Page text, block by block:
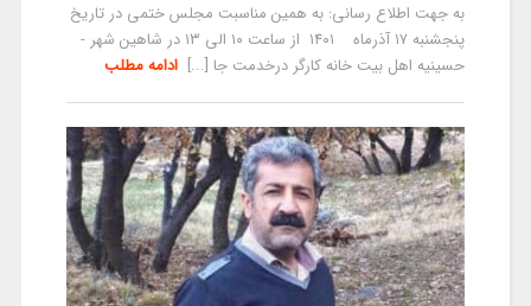
به جهت اطلاع رسانی: به همین مناسبت مجلس ختمی در تاریخ
پنجشنبه ۱۷ آذرماه ۱۴۰۱ از ساعت ۱۰ الی ۱۳ در شاهین شهر -
حسینیه اهل بیت خانه کارگر درخدمت جا [...] ادامه مطلب